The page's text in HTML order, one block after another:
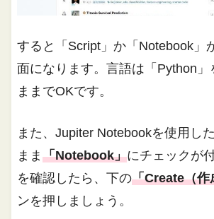
すると「Script」か「Notebook」
面になります。言語は「Python
ままでOKです。
また、Jupiter Notebookを使用し
まま「Notebook」にチェックが
を確認したら、下の「Create（作
ンを押しましょう。